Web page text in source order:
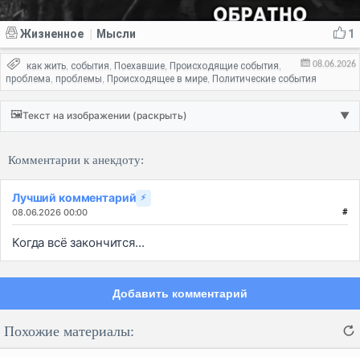
1
Жизненное Мысли
08.06.2026
как жить, события, Поехавшие, Происходящие события,
проблема, проблемы, Происходящее в мире, Политические события
🖼️Текст на изображении (раскрыть) ▼
Комментарии к анекдоту:
Лучший комментарий ⚡
08.06.2026 00:00 #
Когда всё закончится...
Добавить комментарий
Похожие материалы: